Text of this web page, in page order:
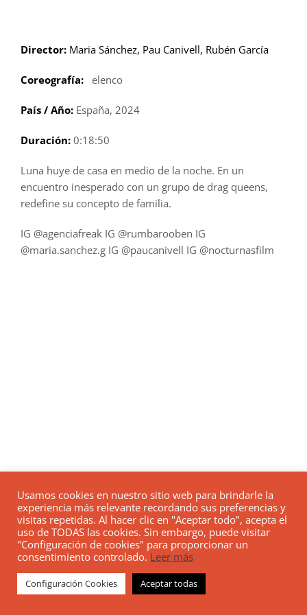
Director: Maria Sánchez, Pau Canivell, Rubén García
Coreografía: elenco
País / Año: España, 2024
Duración: 0:18:50
Luna huye de casa en medio de la noche. En un
encuentro inesperado con un grupo de drag queens,
redefine su concepto de familia.
IG @agenciafreak IG @rumbarooben IG
@maria.sanchez.g IG @paucanivell IG @nocturnasfilm
Usamos cookies en nuestro sitio web para brindarle la
experiencia más relevante recordando sus preferencias y
visitas repetidas. Al hacer clic en "Aceptar todo", acepta el
uso de TODAS las cookies. Sin embargo, puede visitar
"Configuración de cookies" para proporcionar un
consentimiento controlado. Leer más
Configuración Cookies Aceptar todas